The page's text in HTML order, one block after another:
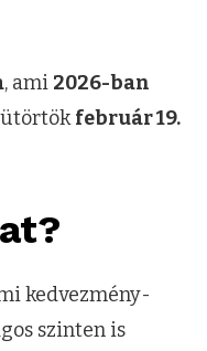
, ami 2026-ban
február 19.
kedvezmény-
szinten is